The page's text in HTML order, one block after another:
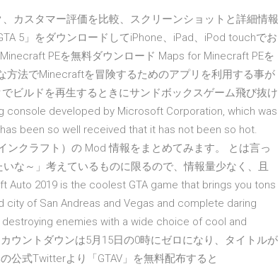
カスタマー評価を比較、スクリーンショットと詳細情報
5」をダウンロードしてiPhone、iPad、iPod touchでお
PEを無料ダウンロード Maps for Minecraft PEを
方法でMinecraftを冒険するためのアプリを利用する事が
ビルドを再生するときにサンドボックスゲーム飛び抜け
console developed by Microsoft Corporation, which was
been so well received that it has not been so hot.
ンクラフト）の Mod 情報をまとめてみます。 とは言っ
な～」考えているものに限るので、情報量少なく、且
Auto 2019 is the coolest GTA game that brings you tons
of San Andreas and Vegas and complete daring
enemies with a wide choice of cool and
ウントダウンは5月15日の0時にゼロになり、タイトルが
公式Twitterより「GTAV」を無料配布すると